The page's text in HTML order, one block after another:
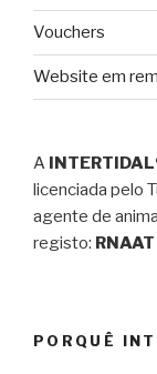
Vouchers
Website em
A
licenciada pelo
agente de
registo:
PORQUÊ